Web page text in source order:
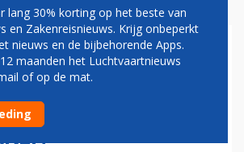
TOCH
lang 30% korting op het beste van
en Zakenreisnieuws. Krijg onbeperkt
nieuws en de bijbehorende Apps.
maanden het Luchtvaartnieuws
of op de mat.